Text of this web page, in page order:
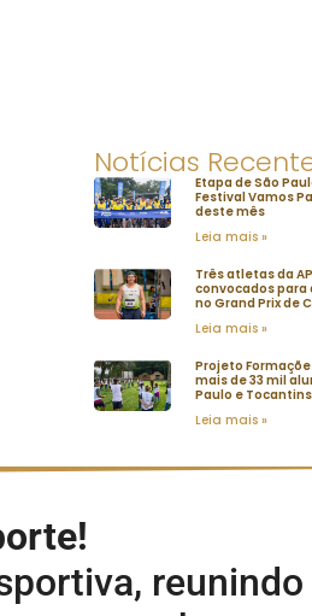
Notícias
Etapa de São
Festival Vamos
deste mês
Leia mais »
Três atletas da
convocados para
no Grand Prix de
Leia mais »
Projeto
mais de 33 mil
Paulo e Tocantins
Leia mais »